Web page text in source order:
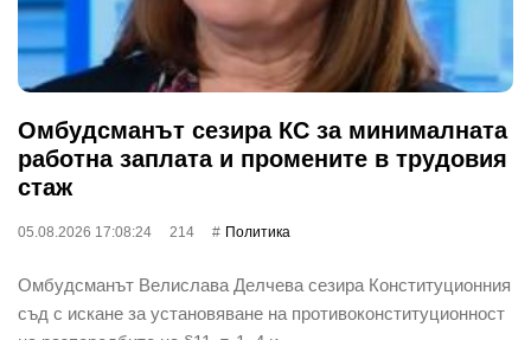
Омбудсманът сезира КС за минималната
работна заплата и промените в трудовия
стаж
05.08.2026 17:08:24 214 Политика
Омбудсманът Велислава Делчева сезира Конституционния
съд с искане за установяване на противоконституционност